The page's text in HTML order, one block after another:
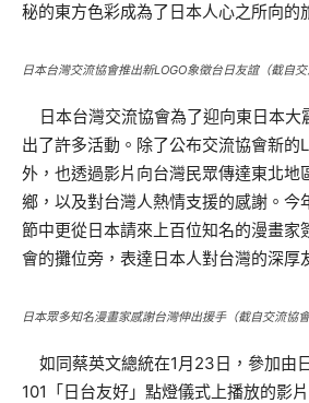
秘的東方色彩成為了日本人心之所向的
日本台灣交流協會推出新LOGO象徵台日友誼（截自交
日本台灣交流協會為了迎向東日本大
出了許多活動。除了公布交流協會新的
外，也透過影片向台灣民眾傳達東北地
鄉，以及對台灣人熱情支援的感謝。今
節中更從日本請來上百位知名的漫畫家
會的攤位旁，表達日本人對台灣的深厚
日本眾多知名漫畫家感謝台灣伸出援手（截自交流協會
如同蔡英文總統在1月23日，參加由
101「日台友好」點燈儀式上播放的影